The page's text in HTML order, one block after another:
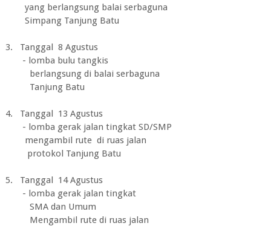
yang berlangsung balai serbaguna
Simpang Tanjung Batu
3. Tanggal 8 Agustus
- lomba bulu tangkis
berlangsung di balai serbaguna
Tanjung Batu
4. Tanggal 13 Agustus
- lomba gerak jalan tingkat SD/SMP
mengambil rute di ruas jalan
protokol Tanjung Batu
5. Tanggal 14 Agustus
- lomba gerak jalan tingkat
SMA dan Umum
Mengambil rute di ruas jalan